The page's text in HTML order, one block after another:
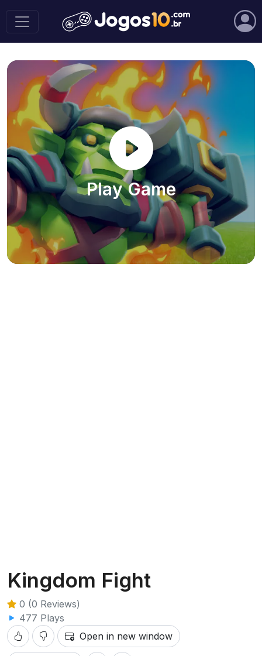
Play Game
Kingdom Fight
0 (0 Reviews)
477 Plays
Open in new window